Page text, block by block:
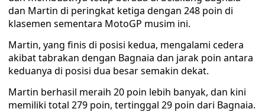
dan Martin di peringkat ketiga dengan 248 poin di
klasemen sementara MotoGP musim ini.
Martin, yang finis di posisi kedua, mengalami cedera
akibat tabrakan dengan Bagnaia dan jarak poin antara
keduanya di posisi dua besar semakin dekat.
Martin berhasil meraih 20 poin lebih banyak, dan kini
memiliki total 279 poin, tertinggal 29 poin dari Bagnaia.